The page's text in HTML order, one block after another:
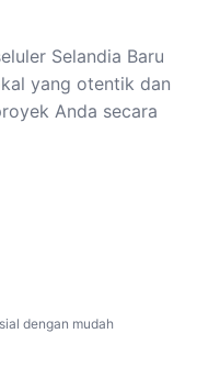
Selandia Baru
yang otentik dan
Anda secara
dengan mudah